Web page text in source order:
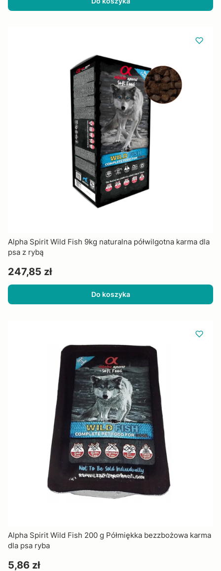
Alpha Spirit Wild Fish 9kg naturalna półwilgotna karma dla
psa z rybą
Cena
247,85 zł
Do koszyka
Alpha Spirit Wild Fish 200 g Półmiękka bezzbożowa karma
dla psa ryba
Cena
5,86 zł